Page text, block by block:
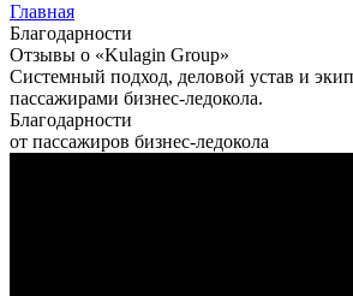
Главная
Благодарности
Отзывы о «Kulagin Group»
Системный подход, деловой устав и
пассажирами бизнес-ледокола.
Благодарности
от пассажиров бизнес-ледокола